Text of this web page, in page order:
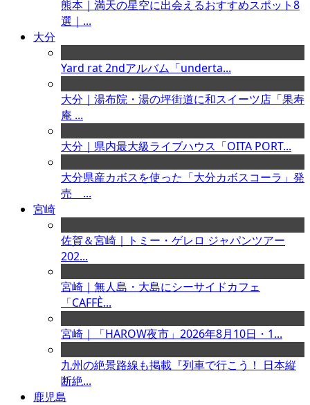
熊本｜満天の星空に出会えるおすすめスポット8
選｜...
大分
Yard rat 2ndアルバム「underta...
大分｜湯布院・湯の坪街道に和スイーツ店「果寿
庵 ...
大分｜県内最大級ライブハウス「OITA PORT...
大分県産カボスを使った「大分カボスコーラ」発
売 ...
宮崎
佐賀＆宮崎｜トミー・ゲレロ ジャパンツアー
202...
宮崎｜無人島・大島にシーサイドカフェ
「CAFFÈ...
宮崎｜「HAROW夜市」2026年8月10日・1...
九州の絶景路線も掲載『列車で行こう！ 日本縦
断絶...
鹿児島